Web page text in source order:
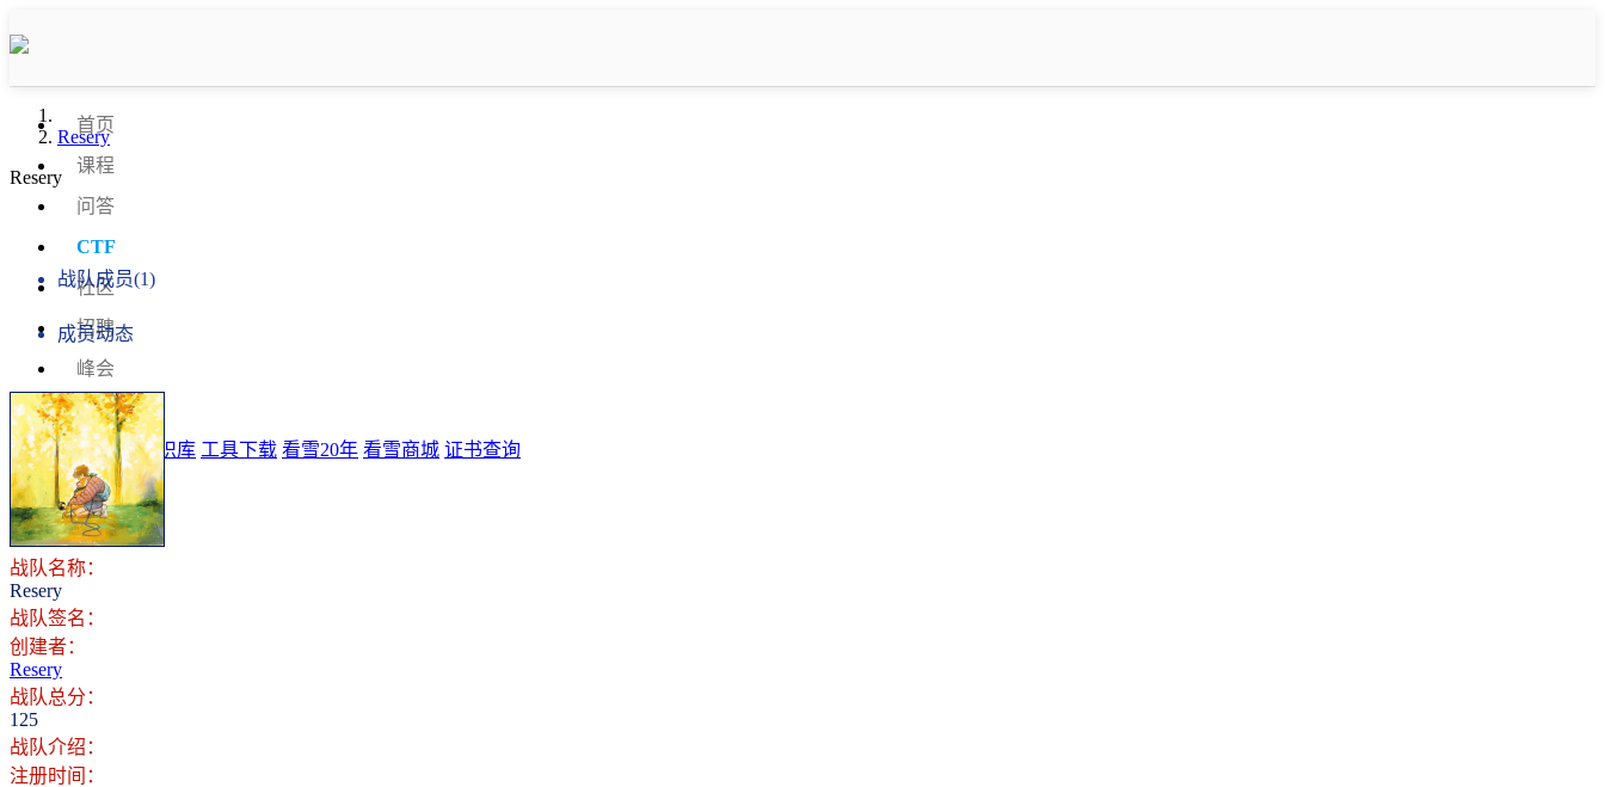
首页
课程
问答
CTF
社区
招聘
峰会
发现
排行榜 知识库 工具下载 看雪20年 看雪商城 证书查询
登录 注册
Resery
Resery
战队成员(1)
成员动态
战队名称：
Resery
战队签名：
创建者：
Resery
战队总分：
125
战队介绍：
注册时间：